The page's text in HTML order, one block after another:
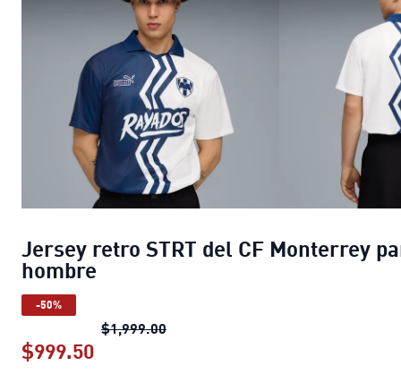
Jersey retro STRT del CF Monterrey
hombre
-50%
$1,999.00Jersey retro STRT del CF
$999.50